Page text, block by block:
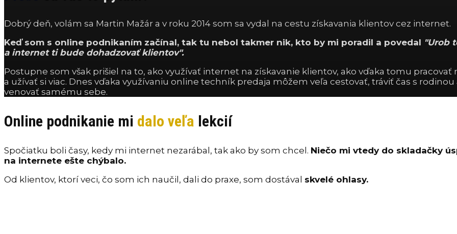
Dobrý deň, volám sa Martin Mažár a v roku 2014 som sa vydal na cestu získavania klientov cez internet.
Keď som s online podnikaním začínal, tak tu nebol takmer nik, kto by mi poradil a povedal "Urob
a internet ti bude dohadzovať klientov".
Postupne som však prišiel na to, ako využívať internet na získavanie klientov, ako vďaka tomu pracovať
a užívať si viac. Dnes vďaka využívaniu online techník predaja môžem veľa cestovať, tráviť čas s rodinou
venovať samému sebe.
Online podnikanie mi dalo veľa lekcií
Spočiatku boli časy, kedy mi internet nezarábal, tak ako by som chcel. Niečo mi vtedy do skladačky
na internete ešte chýbalo.
Od klientov, ktorí veci, čo som ich naučil, dali do praxe, som dostával skvelé ohlasy.